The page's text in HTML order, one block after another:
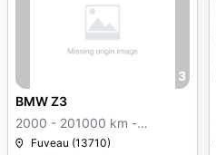
3
BMW Z3
2000 - 201000 km -
Manuelle
Fuveau (13710)